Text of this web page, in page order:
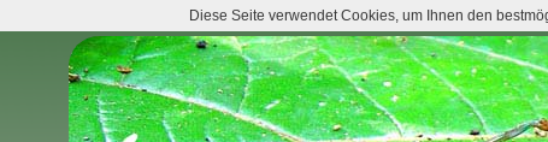
Diese Seite verwendet Cookies, um Ihnen den